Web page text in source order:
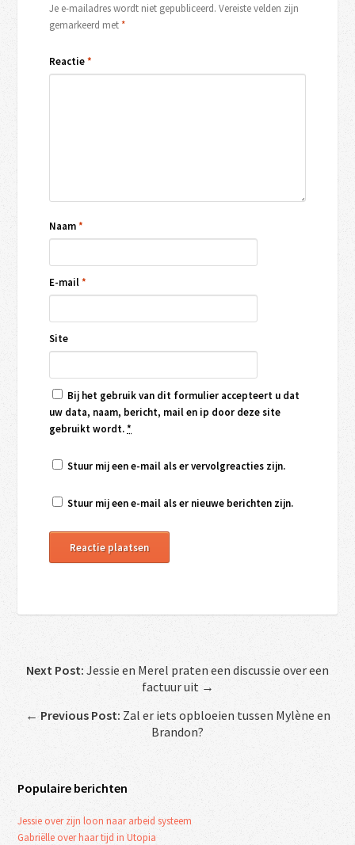
Je e-mailadres wordt niet gepubliceerd. Vereiste velden zijn
gemarkeerd met*
Reactie*
Naam*
E-mail*
Site
Bij het gebruik van dit formulier accepteert u dat
uw data, naam, bericht, mail en ip door deze site
gebruikt wordt.*
Stuur mij een e-mail als er vervolgreacties zijn.
Stuur mij een e-mail als er nieuwe berichten zijn.
Next Post: Jessie en Merel praten een discussie over een
factuur uit →
← Previous Post: Zal er iets opbloeien tussen Mylène en
Brandon?
Populaire berichten
Jessie over zijn loon naar arbeid systeem
Gabriëlle over haar tijd in Utopia